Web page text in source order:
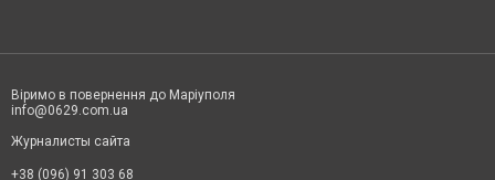
Віримо в повернення до Маріуполя
info@0629.com.ua
Журналисты сайта
+38 (096) 91 303 68